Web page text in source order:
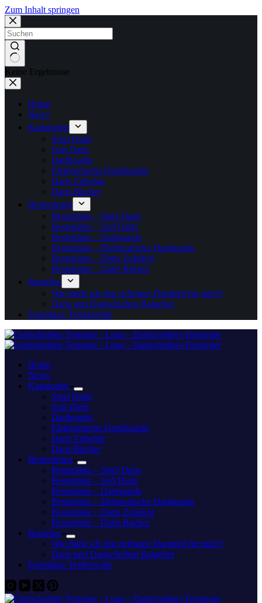
Zum Inhalt springen
Keine Ergebnisse
Home
News
Kategorien
Steel Darts
Soft Darts
Dartboards
Elektronische Dartsboards
Darts Zubehör
Darts Bücher
Bestenlisten
Bestenliste – Steel Darts
Bestenliste – Soft Darts
Bestenliste – Dartboards
Bestenliste – Elektronische Dartboards
Bestenliste – Darts Zubehör
Bestenliste – Darts Bücher
Ratgeber
Wie finde ich den richtigen Dartpfeil für mich?
Darts und Dartscheiben Ratgeber
Erstellung Testberichte
Home
News
Kategorien
Steel Darts
Soft Darts
Dartboards
Elektronische Dartsboards
Darts Zubehör
Darts Bücher
Bestenlisten
Bestenliste – Steel Darts
Bestenliste – Soft Darts
Bestenliste – Dartboards
Bestenliste – Elektronische Dartboards
Bestenliste – Darts Zubehör
Bestenliste – Darts Bücher
Ratgeber
Wie finde ich den richtigen Dartpfeil für mich?
Darts und Dartscheiben Ratgeber
Erstellung Testberichte